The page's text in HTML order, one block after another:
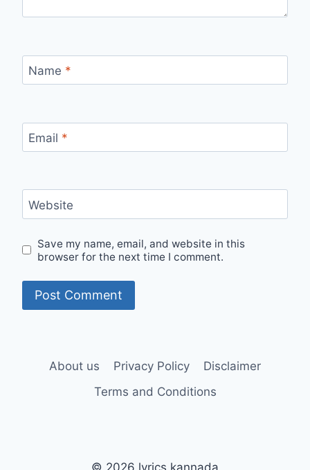
Name *
Email *
Website
Save my name, email, and website in this
browser for the next time I comment.
About us Privacy Policy
Disclaimer
Terms and Conditions
© 2026 lyrics kannada